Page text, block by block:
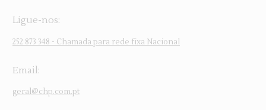
Ligue-nos:
252 873 348 - Chamada para rede fixa Nacional
Email:
geral@chp.com.pt